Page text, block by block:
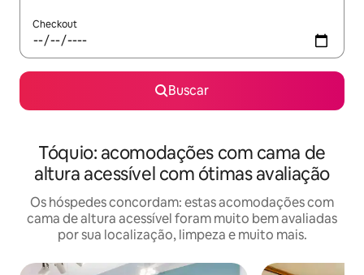
Checkout
Buscar
Tóquio: acomodações com cama de
altura acessível com ótimas avaliação
Os hóspedes concordam: estas acomodações com
cama de altura acessível foram muito bem avaliadas
por sua localização, limpeza e muito mais.